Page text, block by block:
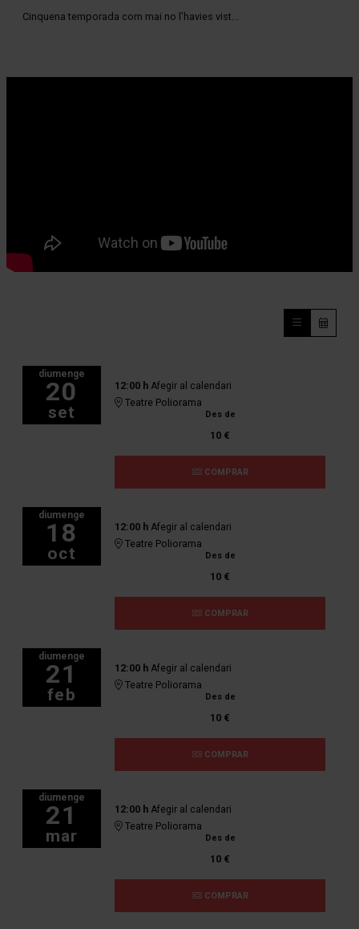
Cinquena temporada com mai no l’havies vist...
diumenge
20
set
12:00 h Afegir al calendari
Teatre Poliorama
Des de
10 €
COMPRAR
diumenge
18
oct
12:00 h Afegir al calendari
Teatre Poliorama
Des de
10 €
COMPRAR
diumenge
21
feb
12:00 h Afegir al calendari
Teatre Poliorama
Des de
10 €
COMPRAR
diumenge
21
mar
12:00 h Afegir al calendari
Teatre Poliorama
Des de
10 €
COMPRAR